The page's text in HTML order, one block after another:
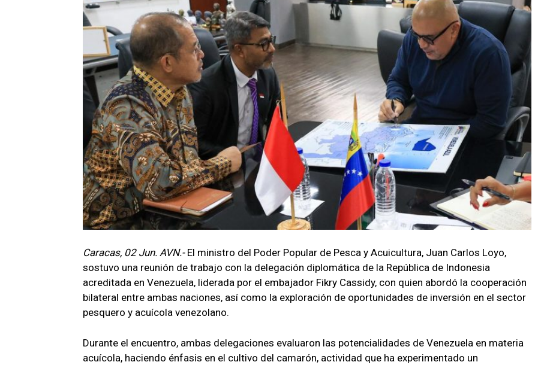
Caracas, 02 Jun. AVN.- El ministro del Poder Popular de Pesca y Acuicultura, Juan Carlos Loyo,
sostuvo una reunión de trabajo con la delegación diplomática de la República de Indonesia
acreditada en Venezuela, liderada por el embajador Fikry Cassidy, con quien abordó la cooperación
bilateral entre ambas naciones, así como la exploración de oportunidades de inversión en el sector
pesquero y acuícola venezolano.
Durante el encuentro, ambas delegaciones evaluaron las potencialidades de Venezuela en materia
acuícola, haciendo énfasis en el cultivo del camarón, actividad que ha experimentado un